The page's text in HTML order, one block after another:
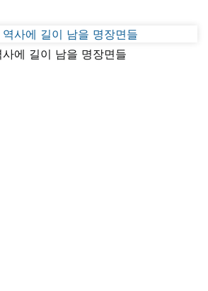
에 길이 남을 명장면들